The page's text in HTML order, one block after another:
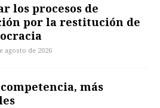
los procesos de
por la restitución de
agosto de 2026
más